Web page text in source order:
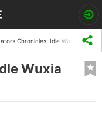
Chronicles: Idle Wuxia
Wuxia